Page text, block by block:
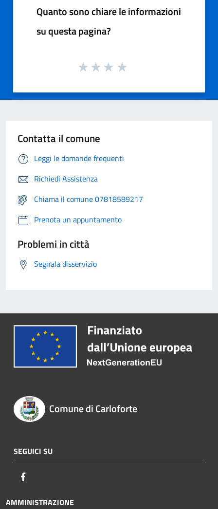
Quanto sono chiare le informazioni
su questa pagina?
Contatta il comune
Leggi le domande frequenti
Richiedi Assistenza
Chiama il comune 07818589217
Prenota un appuntamento
Problemi in città
Segnala disservizio
Comune di Carloforte
SEGUICI SU
AMMINISTRAZIONE